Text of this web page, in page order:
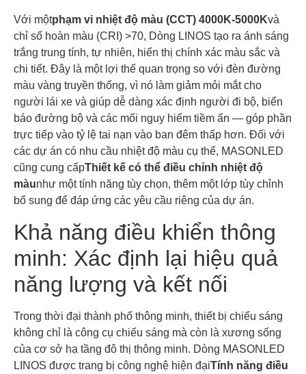
Với mộtphạm vi nhiệt độ màu (CCT) 4000K-5000Kvà
chỉ số hoàn màu (CRI) >70, Dòng LINOS tạo ra ánh sáng
trắng trung tính, tự nhiên, hiển thị chính xác màu sắc và
chi tiết. Đây là một lợi thế quan trọng so với đèn đường
màu vàng truyền thống, vì nó làm giảm mỏi mắt cho
người lái xe và giúp dễ dàng xác định người đi bộ, biển
báo đường bộ và các mối nguy hiểm tiềm ẩn — góp phần
trực tiếp vào tỷ lệ tai nạn vào ban đêm thấp hơn. Đối với
các dự án có nhu cầu nhiệt độ màu cụ thể, MASONLED
cũng cung cấpThiết kế có thể điều chỉnh nhiệt độ
màunhư một tính năng tùy chọn, thêm một lớp tùy chỉnh
bổ sung để đáp ứng các yêu cầu riêng của dự án.
Khả năng điều khiển thông
minh: Xác định lại hiệu quả
năng lượng và kết nối
Trong thời đại thành phố thông minh, thiết bị chiếu sáng
không chỉ là công cụ chiếu sáng mà còn là xương sống
của cơ sở hạ tầng đô thị thông minh. Dòng MASONLED
LINOS được trang bị công nghệ hiện đạiTính năng điều